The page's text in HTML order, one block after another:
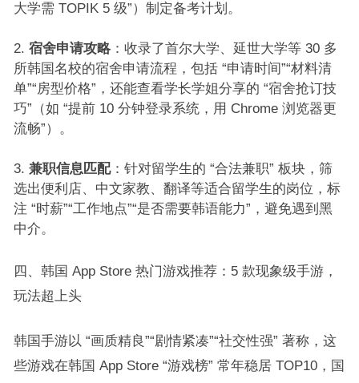
大学需 TOPIK 5 级”）制定备考计划。​
宿舍申请攻略：收录了首尔大学、延世大学等 30 多
所韩国名校的宿舍申请流程，包括 “申请时间”“材料清
单”“房型价格”，还能查看学长学姐分享的 “宿舍抢订技
巧”（如 “提前 10 分钟登录系统，用 Chrome 浏览器更
流畅”）。​
兼职信息匹配：针对留学生的 “合法兼职” 板块，筛
选出便利店、中文家教、翻译等适合留学生的岗位，标
注 “时薪”“工作地点”“是否需要韩语能力”，避免遇到黑
中介。​
四、韩国 App Store 热门游戏推荐：5 款现象级手游，
玩法超上头​
韩国手游以 “画质精良”“剧情紧凑”“社交性强” 著称，这
些游戏在韩国 App Store “游戏榜” 常年稳居 TOP10，国